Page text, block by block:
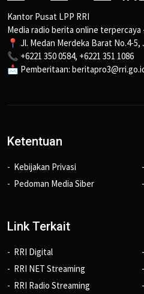
Kantor Pusat LPP RRI
Media radio berita online terpercaya
📍 Jl. Medan Merdeka Barat No.4-5,
📞 +6221 350 0584, +6221 351 1086
📩 Pemberitaan:
Ketentuan
Kebijakan Privasi
Pedoman Media Siber
Link Terkait
RRI Digital
RRI NET Streaming
RRI Radio Streaming